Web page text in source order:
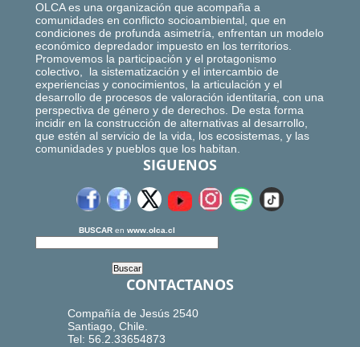
OLCA es una organización que acompaña a
comunidades en conflicto socioambiental, que en
condiciones de profunda asimetría, enfrentan un modelo
económico depredador impuesto en los territorios.
Promovemos la participación y el protagonismo
colectivo, la sistematización y el intercambio de
experiencias y conocimientos, la articulación y el
desarrollo de procesos de valoración identitaria, con una
perspectiva de género y de derechos. De esta forma
incidir en la construcción de alternativas al desarrollo,
que estén al servicio de la vida, los ecosistemas, y las
comunidades y pueblos que los habitan.
SIGUENOS
BUSCAR en www.olca.cl
CONTACTANOS
Compañía de Jesús 2540
Santiago, Chile.
Tel: 56.2.33654873